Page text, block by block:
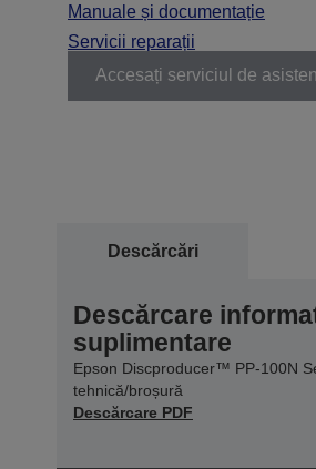
Manuale și documentație
Servicii reparații
Accesați serviciul de
Descărcări
Descărcare
suplimentare
Epson Discproducer™ PP-100N
tehnică/broșură
Descărcare PDF